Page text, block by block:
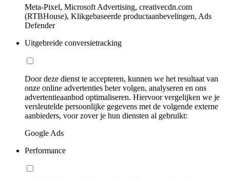
Meta-Pixel, Microsoft Advertising, creativecdn.com
(RTBHouse), Klikgebaseerde productaanbevelingen, Ads
Defender
Uitgebreide conversietracking
Door deze dienst te accepteren, kunnen we het resultaat van
onze online advertenties beter volgen, analyseren en ons
advertentieaanbod optimaliseren. Hiervoor vergelijken we je
versleutelde persoonlijke gegevens met de volgende externe
aanbieders, voor zover je hun diensten al gebruikt:
Google Ads
Performance